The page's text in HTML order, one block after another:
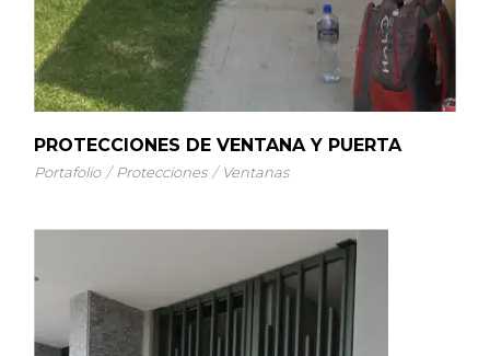
PROTECCIONES DE VENTANA Y PUERTA
Portafolio Protecciones Ventanas